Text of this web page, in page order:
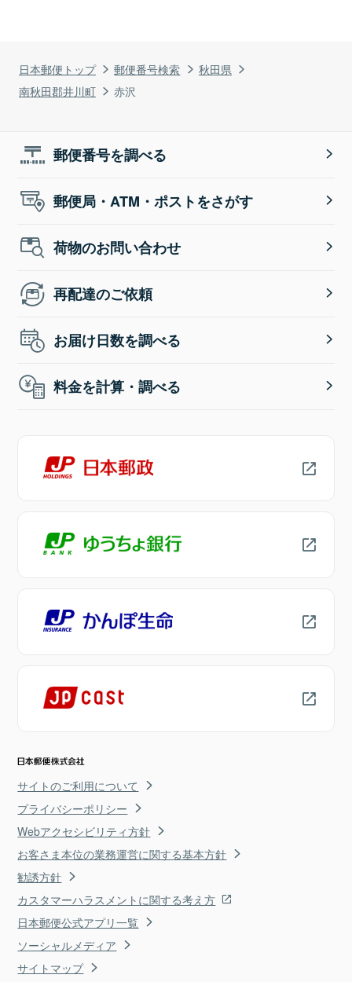
日本郵便トップ 郵便番号検索
秋田県
南秋田郡井川町
赤沢
郵便番号を調べる
郵便局・ATM・ポストをさがす
荷物のお問い合わせ
再配達のご依頼
お届け日数を調べる
料金を計算・調べる
サイトのご利用について
プライバシーポリシー
Webアクセシビリティ方針
お客さま本位の業務運営に関する基本方針
勧誘方針
カスタマーハラスメントに関する考え方
日本郵便公式アプリ一覧
ソーシャルメディア
サイトマップ